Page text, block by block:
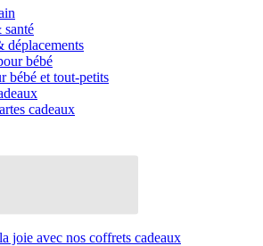
santé
déplacements
bébé
bébé et tout-petits
cadeaux
joie avec nos coffrets cadeaux